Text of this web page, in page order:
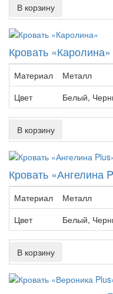
В корзину
Кровать «Каролина»
Материал
Металл
Цвет
Белый,
В корзину
Кровать «Ангелина
Материал
Металл
Цвет
Белый,
В корзину